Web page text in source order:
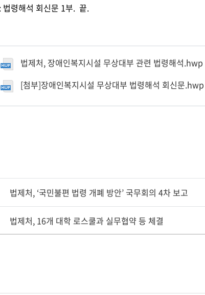
령해석 회신문 1부. 끝.
법제처, 장애인복지시설 무상대부 관련 법령해석.hwp
[첨부]장애인복지시설 무상대부 법령해석 회신문.hwp
법제처, ‘국민불편 법령 개폐 방안’ 국무회의 4차 보고
법제처, 16개 대학 로스쿨과 실무협약 등 체결